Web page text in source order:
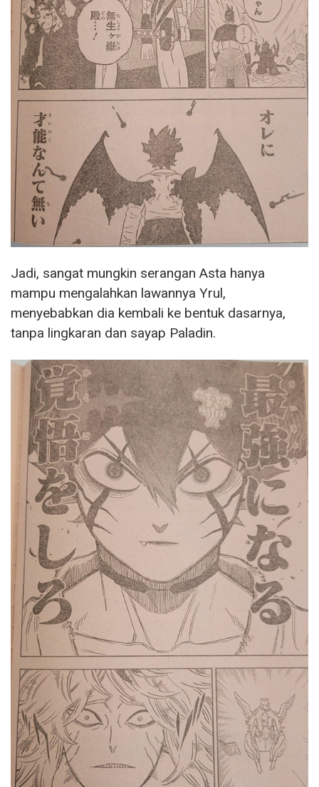
Jadi, sangat mungkin serangan Asta hanya
mampu mengalahkan lawannya Yrul,
menyebabkan dia kembali ke bentuk dasarnya,
tanpa lingkaran dan sayap Paladin.